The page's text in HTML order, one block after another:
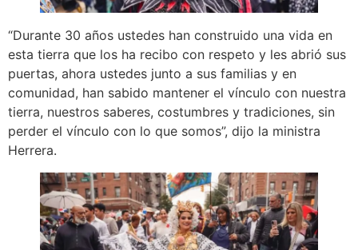
“Durante 30 años ustedes han construido una vida en
esta tierra que los ha recibo con respeto y les abrió sus
puertas, ahora ustedes junto a sus familias y en
comunidad, han sabido mantener el vínculo con nuestra
tierra, nuestros saberes, costumbres y tradiciones, sin
perder el vínculo con lo que somos”, dijo la ministra
Herrera.